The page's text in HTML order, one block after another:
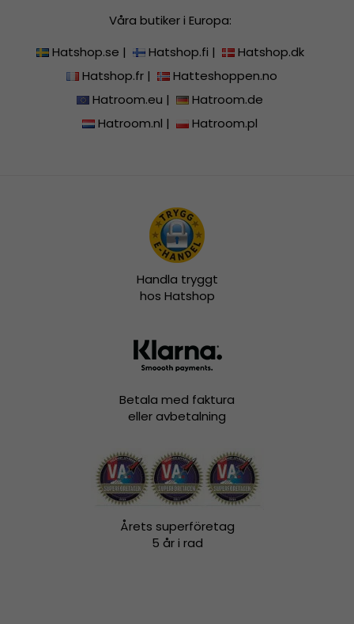
Våra butiker i Europa:
Hatshop.se | Hatshop.fi |
Hatshop.dk
Hatshop.fr|
Hatteshoppen.no
Hatroom.eu |
Hatroom.de
Hatroom.nl | Hatroom.pl
Handla tryggt
hos Hatshop
Betala med faktura
eller avbetalning
Årets superföretag
5 år i rad